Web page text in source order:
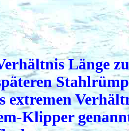
Länge
extremen
Klipper